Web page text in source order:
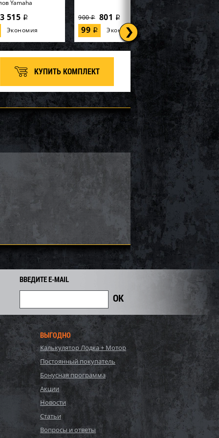
Yamaha
3 515 i
Экономия
900i 801 i
99 i Экономия
SOLAS KE-CD-09/15
24 385i
Экономия
Импеллер SOLAS KGX-CD-
12/16
28 346 i
SOLAS ST-CD-15/20
28 467i
Экономия
Импеллер SOLAS SX4-TP-13/16
76 550i 71 192
5 358 Экономия
КУПИТЬ КОМПЛЕКТ
ВВЕДИТЕ E-MAIL
ВЫГОДНО
Калькулятор Лодка + Мотор
Постоянный покупатель
Бонусная программа
Акции
Новости
Статьи
Вопросы и ответы